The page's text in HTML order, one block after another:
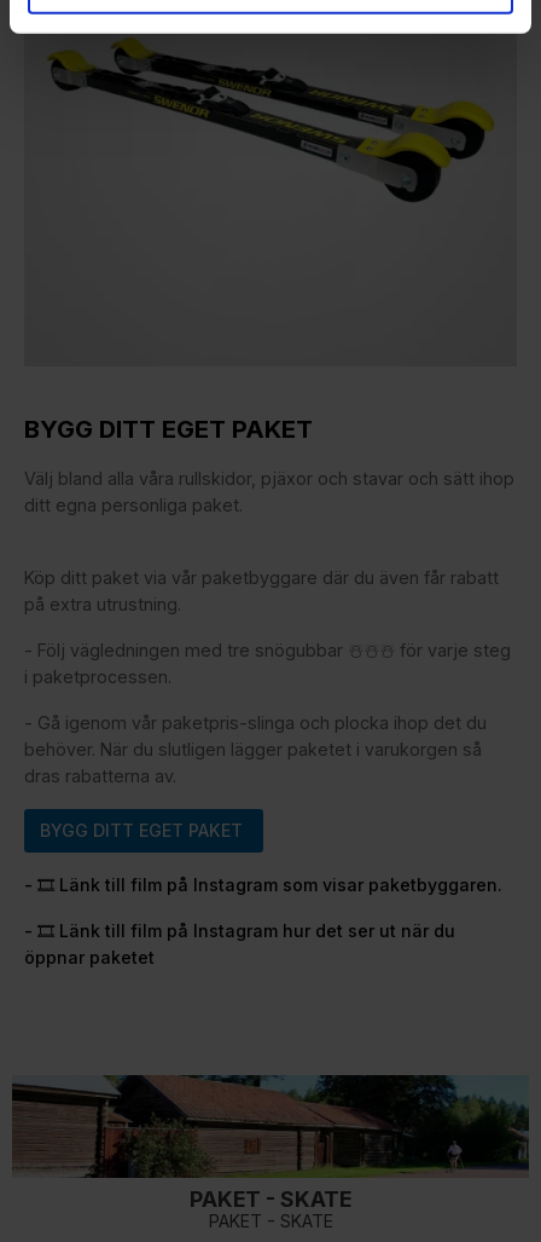
BYGG DITT EGET PAKET
Välj bland alla våra rullskidor, pjäxor och stavar och sätt ihop
ditt egna personliga paket.
Köp ditt paket via vår paketbyggare där du även får rabatt
på extra utrustning.
- Följ vägledningen med tre snögubbar ☃️☃️☃️ för varje steg
i paketprocessen.
- Gå igenom vår paketpris-slinga och plocka ihop det du
behöver. När du slutligen lägger paketet i varukorgen så
dras rabatterna av.
BYGG DITT EGET PAKET
- 🎞️ Länk till film på Instagram som visar paketbyggaren.
- 🎞️ Länk till film på Instagram hur det ser ut när du
öppnar paketet
PAKET - SKATE
PAKET - SKATE